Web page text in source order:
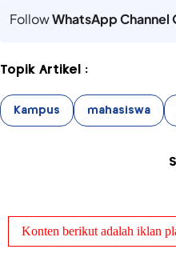
FollowWhatsApp Channel
Topik Artikel :
Kampus mahasiswa